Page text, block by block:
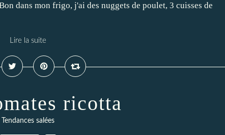
dans mon frigo, j'ai des nuggets de poulet, 3 cuisses de
Lire la suite
ricotta
Tendances salées